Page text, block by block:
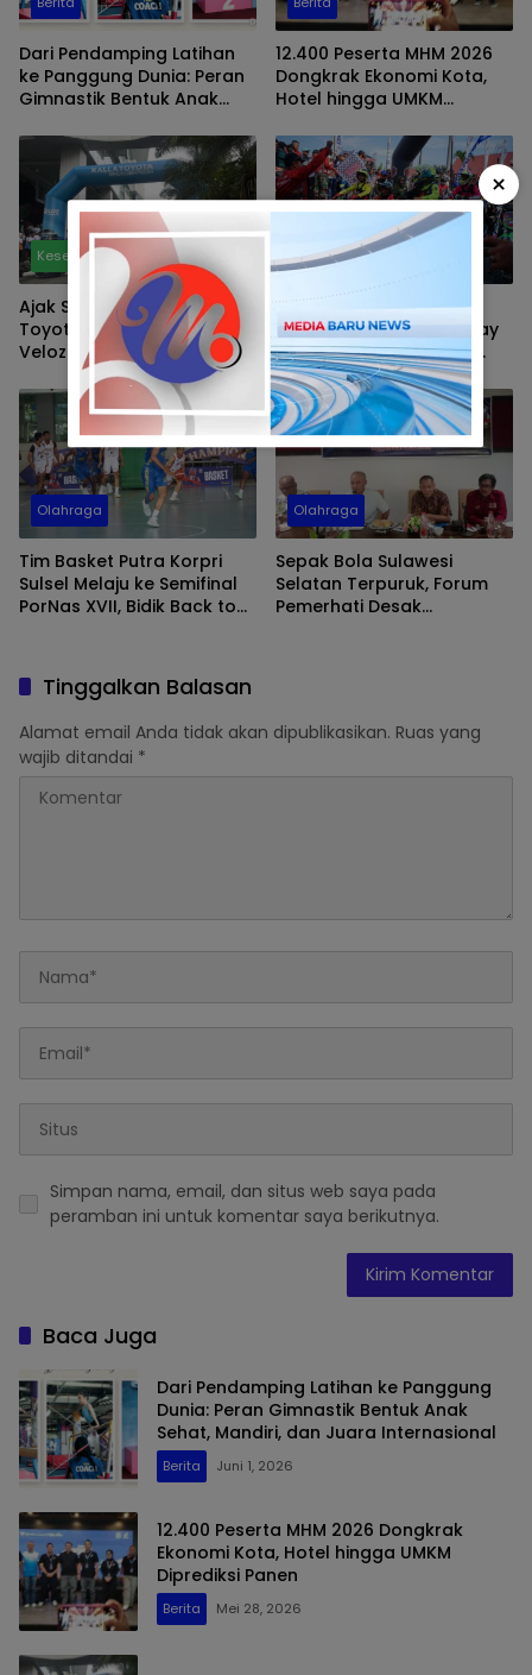
Dari Pendamping Latihan
ke Panggung Dunia: Peran
Gimnastik Bentuk Anak
Internasional
12.400 Peserta MHM 2026
Dongkrak Ekonomi Kota,
Hotel hingga UMKM
Kesehatan
Ajak Sehat Bareng, Kalla
Toyota Selenggarakan
Veloz Hybrid Fun Run
Olahraga
Pertamina Patra Niaga
Sulawesi Dukung One Day
Trail Troff Hasanuddin:
“Jelajah Butta
Pangrannuangku”
Olahraga
Tim Basket Putra Korpri
Sulsel Melaju ke Semifinal
PorNas XVII, Bidik Back to
Olahraga
Sepak Bola Sulawesi
Selatan Terpuruk, Forum
Pemerhati Desak
Tinggalkan Balasan
Alamat email Anda tidak akan dipublikasikan. Ruas yang
wajib ditandai *
Simpan nama, email, dan situs web saya pada
peramban ini untuk komentar saya berikutnya.
Baca Juga
Dari Pendamping Latihan ke Panggung
Dunia: Peran Gimnastik Bentuk Anak
Sehat, Mandiri, dan Juara Internasional
Berita Juni 1, 2026
12.400 Peserta MHM 2026 Dongkrak
Ekonomi Kota, Hotel hingga UMKM
Diprediksi Panen
Berita Mei 28, 2026
×